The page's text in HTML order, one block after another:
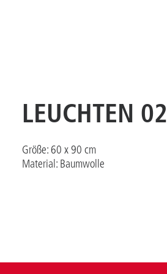
LEUCHTEN 02
Größe: 60 x 90 cm
Material: Baumwolle